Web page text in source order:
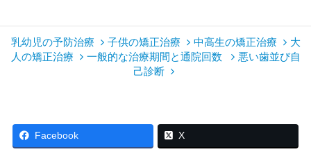
乳幼児の予防治療 子供の矯正治療 中高生の矯正治療
大
人の矯正治療
一般的な治療期間と通院回数
悪い歯並び自
己診断
Facebook X